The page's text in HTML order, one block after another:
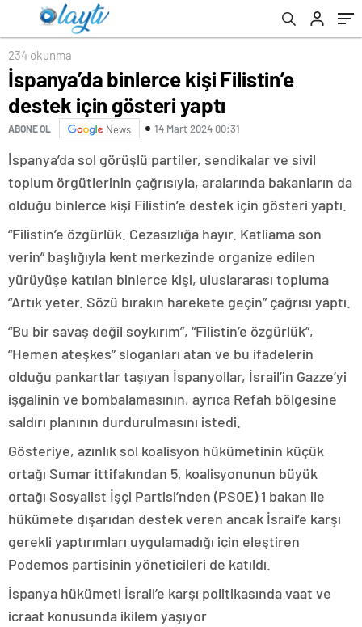
234 okunma
İspanya’da binlerce kişi Filistin’e
destek için gösteri yaptı
ABONE OL News 14 Mart 2024 00:31
İspanya’da sol görüşlü partiler, sendikalar ve sivil
toplum örgütlerinin çağrısıyla, aralarında bakanların da
olduğu binlerce kişi Filistin’e destek için gösteri yaptı.
“Filistin’e özgürlük. Cezasızlığa hayır. Katliama son
verin” başlığıyla kent merkezinde organize edilen
yürüyüşe katılan binlerce kişi, uluslararası topluma
“Artık yeter. Sözü bırakın harekete geçin” çağrısı yaptı.
“Bu bir savaş değil soykırım”, “Filistin’e özgürlük”,
“Hemen ateşkes” sloganları atan ve bu ifadelerin
olduğu pankartlar taşıyan İspanyollar, İsrail’in Gazze’yi
işgalinin ve bombalamasının, ayrıca Refah bölgesine
saldırı planının durdurulmasını istedi.
Gösteriye, azınlık sol koalisyon hükümetinin küçük
ortağı Sumar ittifakından 5, koalisyonunun büyük
ortağı Sosyalist İşçi Partisi’nden (PSOE) 1 bakan ile
hükümete dışarıdan destek veren ancak İsrail’e karşı
gerekli yaptırımları uygulamadığı için eleştiren
Podemos partisinin yöneticileri de katıldı.
İspanya hükümeti İsrail’e karşı politikasında vaat ve
icraat konusunda ikilem yaşıyor